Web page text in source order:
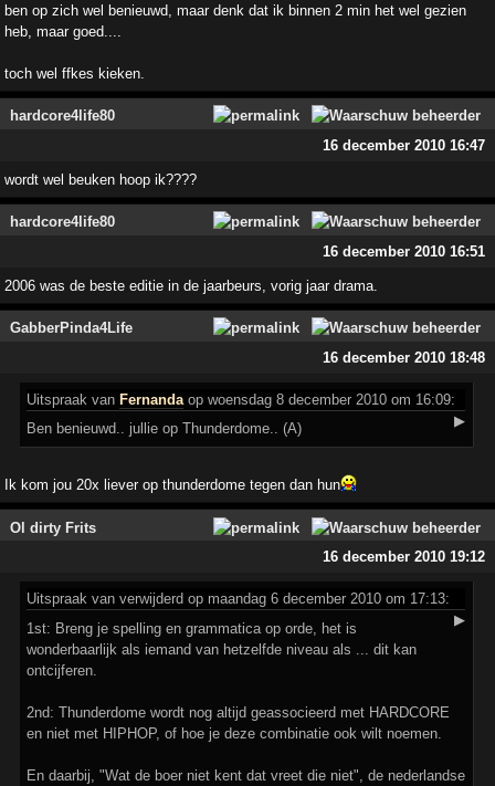
ben op zich wel benieuwd, maar denk dat ik binnen 2 min het wel gezien
heb, maar goed....
toch wel ffkes kieken.
hardcore4life80
16 december 2010 16:47
wordt wel beuken hoop ik????
hardcore4life80
16 december 2010 16:51
2006 was de beste editie in de jaarbeurs, vorig jaar drama.
GabberPinda4Life
16 december 2010 18:48
Uitspraak van Fernandaop woensdag 8 december 2010 om 16:09:
▶
Ben benieuwd.. jullie op Thunderdome.. (A)
Ik kom jou 20x liever op thunderdome tegen dan hun
Ol dirty Frits
16 december 2010 19:12
Uitspraak van verwijderd op maandag 6 december 2010 om 17:13:
▶
1st: Breng je spelling en grammatica op orde, het is
wonderbaarlijk als iemand van hetzelfde niveau als ... dit kan
ontcijferen.
2nd: Thunderdome wordt nog altijd geassocieerd met HARDCORE
en niet met HIPHOP, of hoe je deze combinatie ook wilt noemen.
En daarbij, "Wat de boer niet kent dat vreet die niet", de nederlandse